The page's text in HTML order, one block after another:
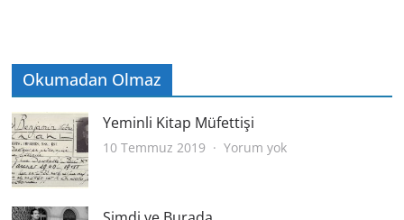
Okumadan Olmaz
Yeminli Kitap Müfettişi
10 Temmuz 2019 Yorum yokYeminli